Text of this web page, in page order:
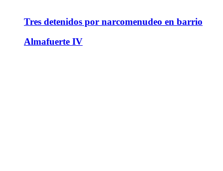
Tres detenidos por narcomenudeo en barrio
Almafuerte IV